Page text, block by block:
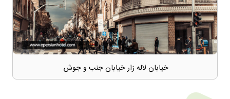
خیابان لاله زار خیابان جنب و جوش